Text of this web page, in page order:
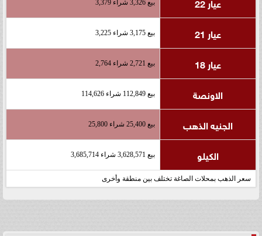
بيع 3,326 شراء 3,379
عيار 21 بيع 3,175 شراء 3,225
عيار 18 بيع 2,721 شراء 2,764
الاونصة بيع 112,849 شراء 114,626
الجنيه الذهب بيع 25,400 شراء 25,800
الكيلو بيع 3,628,571 شراء 3,685,714
سعر الذهب بمحلات الصاغة تختلف بين منطقة وأخرى